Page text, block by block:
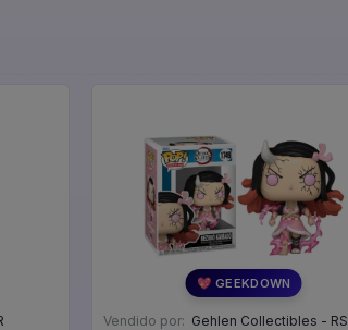
💖 GEEKDOWN
Vendido por: Gehlen Collectibles - RS